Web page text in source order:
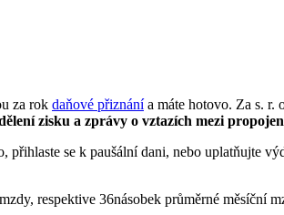
za rok daňové přiznánía máte hotovo. Za s. r.
zisku a zprávy o vztazích mezi
přihlaste se k paušální dani, nebo uplatňujte
respektive 36násobek průměrné měsíční